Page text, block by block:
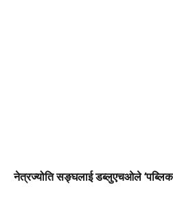
नेत्रज्योति सङ्घलाई डब्लुएचओले ‘पब्लिक